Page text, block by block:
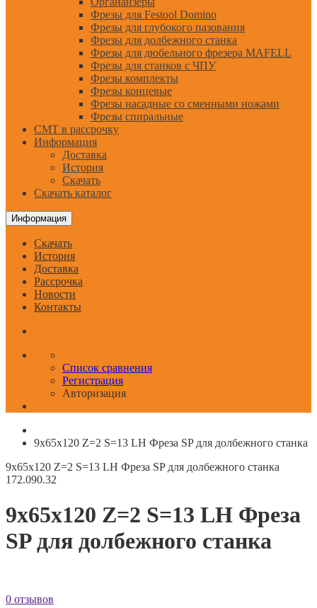
Фрезы для Festool Domino
Фрезы для глубокого пазования
Фрезы для долбежного станка
Фрезы для дюбельного фрезера MAFELL
Фрезы для станков с ЧПУ
Фрезы комплекты
Фрезы концевые
Фрезы насадные со сменными ножами
Фрезы спиральные
CMT в рассрочку
Информация
Доставка
История
Скачать
Скачать каталог
Информация
Скачать
История
Доставка
Рассрочка
Новости
Контакты
Список сравнения
Регистрация
Авторизация
9x65x120 Z=2 S=13 LH Фреза SP для долбежного станка
9x65x120 Z=2 S=13 LH Фреза SP для долбежного станка
172.090.32
9x65x120 Z=2 S=13 LH Фреза
SP для долбежного станка
0 отзывов